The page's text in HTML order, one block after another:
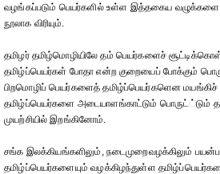
வழங்கப்படும் பெயர்களில் உள்ள இத்தகைய வழுக்களை
நூலாக விரியும்.
தமிழர் தமிழ்மொழியிலே தம் பெயர்களைச்
தமிழ்ப்பெயர்கள் போதா என்ற குறையைப் போக்கும்
பிறமொழிப் பெயர்களைத் தமிழ்ப்பெயர்களென
தமிழ்ப்பெயர்களை அடையாளங்காட்டும் பொருட்்டும்
முயற்சியில் இறங்கினோம்.
சங்க இலக்கியங்களிலும், நடைமுறைவழக்கிலும்
தமிழ்ப்பெயர்களையும் வழக்கிழந்துள்ள